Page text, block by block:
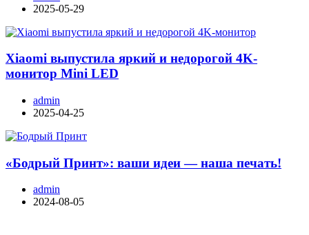
2025-05-29
Xiaomi выпустила яркий и недорогой 4K-
монитор Mini LED
admin
2025-04-25
«Бодрый Принт»: ваши идеи — наша печать!
admin
2024-08-05